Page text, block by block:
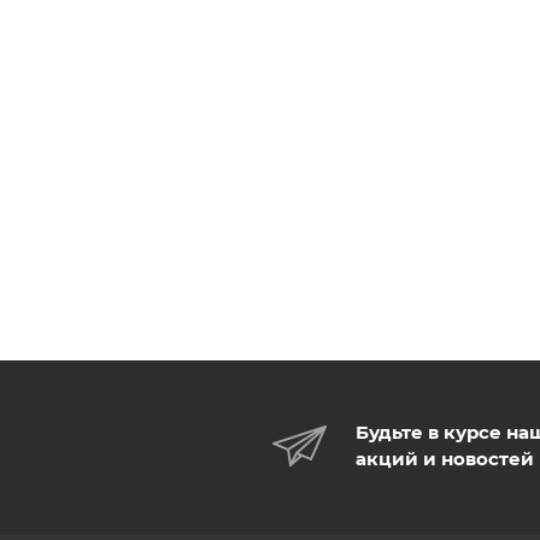
Будьте в курсе
акций и новостей